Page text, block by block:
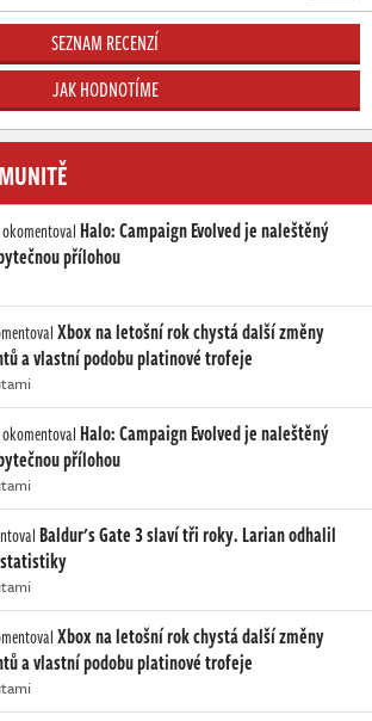
SEZNAM RECENZÍ
JAK HODNOTÍME
okomentoval Halo: Campaign Evolved je naleštěný
přílohou
Xbox na letošní rok chystá další změny
a vlastní podobu platinové trofeje
okomentoval Halo: Campaign Evolved je naleštěný
přílohou
Baldur's Gate 3 slaví tři roky. Larian odhalil
Xbox na letošní rok chystá další změny
a vlastní podobu platinové trofeje